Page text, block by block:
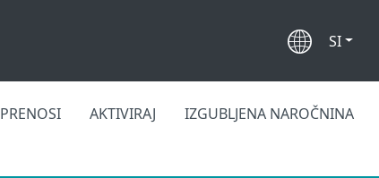
SI
PRENOSI AKTIVIRAJ
IZGUBLJENA NAROČNINA